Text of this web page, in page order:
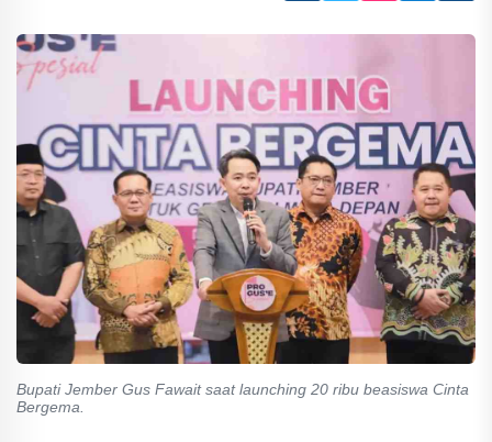
Bupati Jember Gus Fawait saat launching 20 ribu beasiswa Cinta
Bergema.